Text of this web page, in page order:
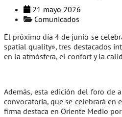
21 mayo 2026
Comunicados
El próximo día 4 de junio se
spatial quality», tres destacados
en la atmósfera, el confort y la
Además, esta edición del foro de
convocatoria, que se celebrará en
firma destaca en Oriente Medio